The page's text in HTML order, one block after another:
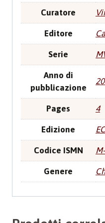
Curatore
Editore
Serie
Anno di
pubblicazione
Pages 4
Edizione
Codice ISMN
Genere